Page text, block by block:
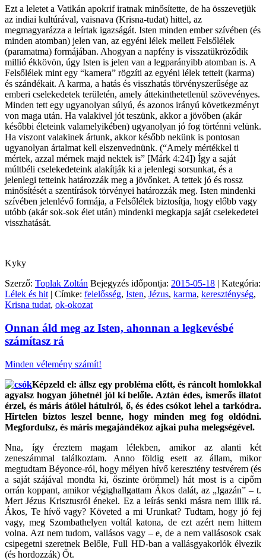
Ezt a leletet a Vatikán apokrif iratnak minősítette, de ha összevetjük
az indiai kultúrával, vaisnava (Krisna-tudat) hittel, az
megmagyarázza a leírtak igazságát. Isten minden ember szívében (és
minden atomban) jelen van, az egyéni lélek mellett Felsőlélek
(paramatma) formájában. Ahogyan a napfény is visszatükröződik
millió ékkövön, úgy Isten is jelen van a legparányibb atomban is. A
Felsőlélek mint egy “kamera” rögzíti az egyéni lélek tetteit (karma)
és szándékait. A karma, a hatás és visszhatás törvényszerűsége az
emberi cselekedetek területén, amely áttekinthetetlenül szövevényes.
Minden tett egy ugyanolyan súlyú, és azonos irányú következményt
von maga után. Ha valakivel jót teszünk, akkor a jövőben (akár
későbbi életeink valamelyikében) ugyanolyan jó fog történni velünk.
Ha viszont valakinek ártunk, akkor később nekünk is pontosan
ugyanolyan ártalmat kell elszenvednünk. (“Amely mértékkel ti
mértek, azzal mérnek majd nektek is” [Márk 4:24]) Így a saját
múltbéli cselekedeteink alakítják ki a jelenlegi sorsunkat, és a
jelenlegi tetteink határozzák meg a jövőnket. A tettek jó és rossz
minősítését a szentírások törvényei határozzák meg. Isten mindenki
szívében jelenlévő formája, a Felsőlélek biztosítja, hogy előbb vagy
utóbb (akár sok-sok élet után) mindenki megkapja saját cselekedetei
visszhatását.
Kyky
Szerző: Toplak Zoltán Bejegyzés időpontja: 2015-05-18 | Kategória:
Lélek és hit | Címke: felelősség, Isten, Jézus, karma, kereszténység,
Krisna tudat, ok-okozat
Onnan áld meg az Isten, ahonnan a legkevésbé
számítasz rá
Minden vélemény számít!
Képzeld el: állsz egy probléma előtt, és ráncolt homlokkal
agyalsz hogyan jöhetnél jól ki belőle. Aztán édes, ismerős illatot
érzel, és máris átölel hátulról, ő, és édes csókot lehel a tarkódra.
Hirtelen biztos leszel benne, hogy minden meg fog oldódni.
Megfordulsz, és máris megajándékoz ajkai puha melegségével.
Nna, így éreztem magam lélekben, amikor az alanti két
zeneszámmal találkoztam. Anno földig esett az állam, mikor
megtudtam Béyonce-ról, hogy mélyen hívő keresztény testvérem (és
a saját szájával mondta ki, őszinte örömmel) hát most is a cipőm
orrán koppant, amikor végighallgattam Ákos dalát, az „Igazán” – t.
Mert Jézus Krisztusról énekel. Ez a leírás senki másra nem illik rá.
Ákos, Te hívő vagy? Követed a mi Urunkat? Tudtam, hogy jó fej
vagy, meg Szombathelyen voltál katona, de ezt azért nem hittem
volna. Azt nem tudom, vallásos vagy – e, de a nem vallásosok csak
csipegetni szeretnek Belőle, Full HD-ban a vallásgyakorlók élvezik
(és hordozzák) Őt.